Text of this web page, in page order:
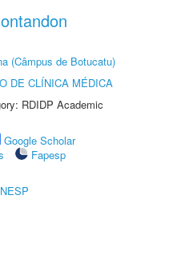
(Câmpus de Botucatu)
DE CLÍNICA MÉDICA
RDIDP Academic
Google Scholar
Fapesp